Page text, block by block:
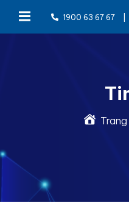
1900 63 67 67